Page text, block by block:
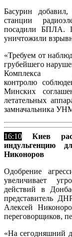
Басурин
станции
посадили БПЛА.
уничтожили
«Требуем от
грубейшего
контролю
Минских
летательных
замначальника
16:10
Киев
индульгенцию
Никоноров
Одобрение
увеличивает
действий в
представитель
Алексей
переговорщиков,
«На сегодняшний